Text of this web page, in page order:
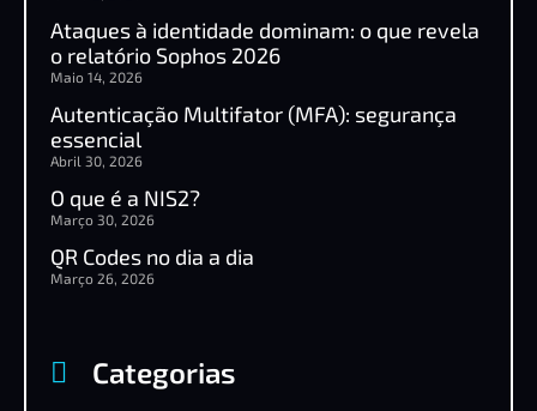
Ataques à identidade dominam: o que revela
o relatório Sophos 2026
Maio 14, 2026
Autenticação Multifator (MFA): segurança
essencial
Abril 30, 2026
O que é a NIS2?
Março 30, 2026
QR Codes no dia a dia
Março 26, 2026
Categorias